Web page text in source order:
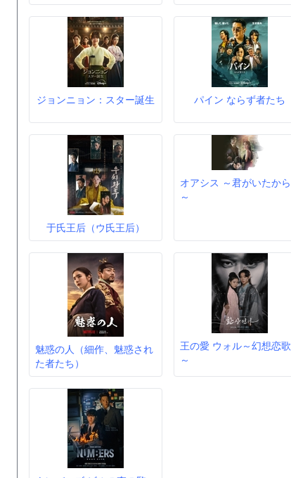
ジョンニョン：スター誕生
パイン ならず者たち
于氏王后（ウ氏王后）
オアシス ～君がいたから
～
魅惑の人（細作、魅惑され
た者たち）
王の愛 ウォル～幻想恋歌
～